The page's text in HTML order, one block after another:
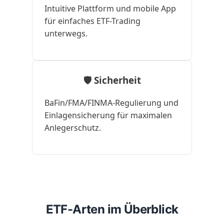
Intuitive Plattform und mobile App
für einfaches ETF-Trading
unterwegs.
🛡️ Sicherheit
BaFin/FMA/FINMA-Regulierung und
Einlagensicherung für maximalen
Anlegerschutz.
ETF-Arten im Überblick